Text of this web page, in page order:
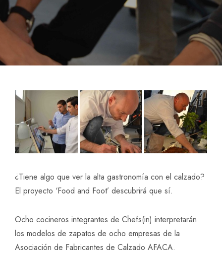
¿Tiene algo que ver la alta gastronomía con el calzado?
El proyecto ‘Food and Foot’ descubrirá que sí.
Ocho cocineros integrantes de Chefs(in) interpretarán
los modelos de zapatos de ocho empresas de la
Asociación de Fabricantes de Calzado AFACA.